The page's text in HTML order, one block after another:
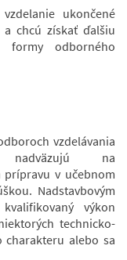
ukončené
chcú získať ďalšiu
formy odborného
vzdelávania
nadväzujú na
prípravu v učebnom
Nadstavbovým
výkon
technicko-
charakteru alebo sa